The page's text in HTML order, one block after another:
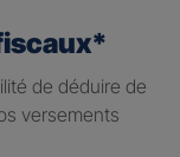
de déduire de
versements